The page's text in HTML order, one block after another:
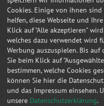
Lackierung
Lichtmaschine
Ölwechsel
Radlager
Radwechsel 4 Räder
Reifendienstleistung
Reifenwechsel 4 Räder
Scheibenservice
Scheinwerfer
Cookies. Einige von ihnen
helfen, diese Webseite und
Klick auf "Alle akzeptieren"
welches dazu verwendet wird
Werbung auszuspielen. Bis
Sie beim Klick auf
bestimmen, welche Cookies
können Sie hier die
und das Impressum einsehen.
unsere Datenschutzerklärung.